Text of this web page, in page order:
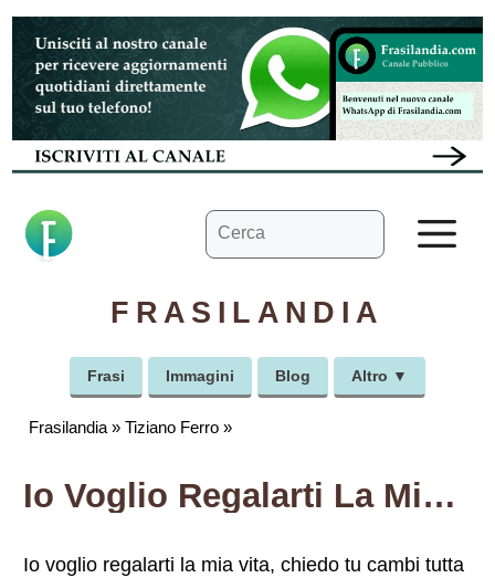
Vai
contenuto
Ricerca
per:
FRASILANDIA
Frasi Immagini Blog Altro ▼
Frasilandia »Tiziano Ferro »
Io Voglio Regalarti La Mia Vita, Chiedo Tu Cambi Tutta La Mia Vita, Ora!
Io voglio regalarti la mia vita, chiedo tu cambi tutta